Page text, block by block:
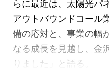
らに最近は、太陽光パ
アウトバウンドコール
備の応対と、事業の幅
なる成長を見越し、金
りました」と語る。